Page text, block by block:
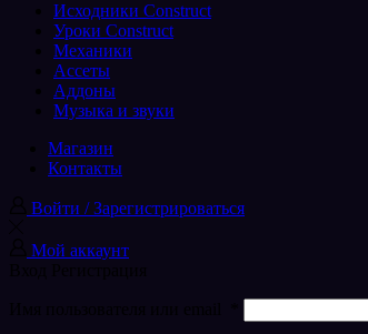
Исходники Construct
Уроки Construct
Механики
Ассеты
Аддоны
Музыка и звуки
Магазин
Контакты
Войти / Зарегистрироваться
Мой аккаунт